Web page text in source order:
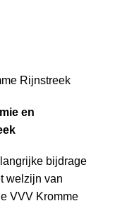
Rijnstreek
en
bijdrage
welzijn van
VVV Kromme